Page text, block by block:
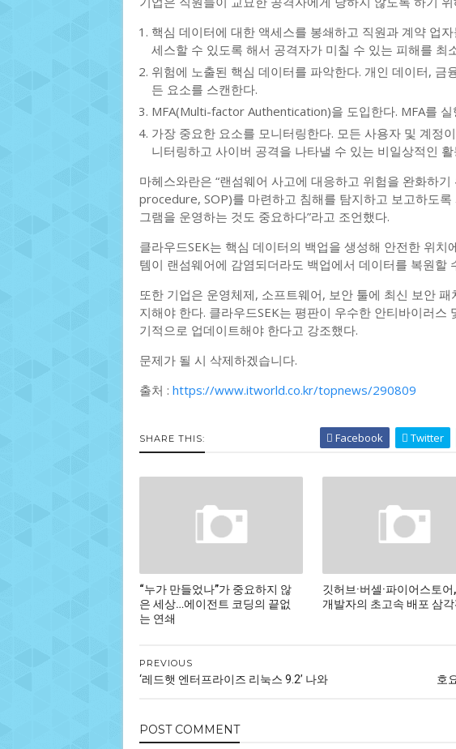
핵심 데이터에 대한 액세스를 봉쇄하고 직원과 계약 업
세스할 수 있도록 해서 공격자가 미칠 수 있는 피해를 최
위험에 노출된 핵심 데이터를 파악한다. 개인 데이터, 금
든 요소를 스캔한다.
MFA(Multi-factor Authentication)을 도입한다. MFA를
가장 중요한 요소를 모니터링한다. 모든 사용자 및 계정
니터링하고 사이버 공격을 나타낼 수 있는 비일상적인
마헤스와란은 “랜섬웨어 사고에 대응하고 위험을 완화하
procedure, SOP)를 마련하고 침해를 탐지하고 보고하도
그램을 운영하는 것도 중요하다”라고 조언했다.
클라우드SEK는 핵심 데이터의 백업을 생성해 안전한 위치
템이 랜섬웨어에 감염되더라도 백업에서 데이터를 복원할
또한 기업은 운영체제, 소프트웨어, 보안 툴에 최신 보안
지해야 한다. 클라우드SEK는 평판이 우수한 안티바이러
기적으로 업데이트해야 한다고 강조했다.
문제가 될 시 삭제하겠습니다.
출처 : https://www.itworld.co.kr/topnews/290809
SHARE THIS: Facebook Twitter
“누가 만들었나”가 중요하지 않
은 세상…에이전트 코딩의 끝없
는 연쇄
깃허브·버셀·파이어스토어
개발자의 초고속 배포 삼각
호
PREVIOUS
‘레드햇 엔터프라이즈 리눅스 9.2’ 나와
POST COMMENT